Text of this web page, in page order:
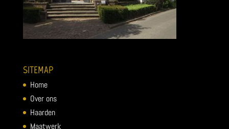
SITEMAP
Home
Over ons
Haarden
Maatwerk